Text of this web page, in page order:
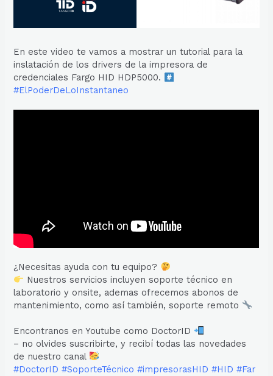
En este video te vamos a mostrar un tutorial para la
inslatación de los drivers de la impresora de
credenciales Fargo HID HDP5000.
#ElPoderDeLoInstantaneo
¿Necesitas ayuda con tu equipo?
Nuestros servicios incluyen soporte técnico en
laboratorio y onsite, ademas ofrecemos abonos de
mantenimiento, como así también, soporte remoto
Encontranos en Youtube como DoctorID
– no olvides suscribirte, y recibí todas las novedades
de nuestro canal
#DoctorID #SoporteTécnico #impresorasHID #HID #Far